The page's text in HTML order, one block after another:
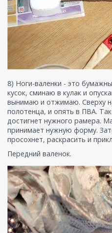
8) Ноги-валенки - это
кусок, сминаю в кулак и
вынимаю и отжимаю. Сверху
полотенца, и опять в ПВА.
достигнет нужного рамера.
принимает нужную форму.
просохнет, раскрасить и
Передний валенок.